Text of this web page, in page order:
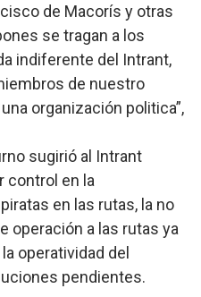
de Macorís y otras
se tragan a los
indiferente del Intrant,
de nuestro
organización politica”,
sugirió al Intrant
control en la
en las rutas, la no
operación a las rutas ya
operatividad del
pendientes.